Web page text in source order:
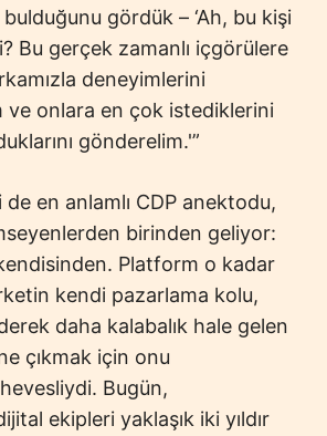
gördük – ‘Ah, bu kişi
Bu gerçek zamanlı içgörülere
deneyimlerini
ve onlara en çok istediklerini
gönderelim.'”
en anlamlı CDP anektodu,
birinden geliyor:
Platform o kadar
kendi pazarlama kolu,
daha kalabalık hale gelen
çıkmak için onu
Bugün,
ekipleri yaklaşık iki yıldır